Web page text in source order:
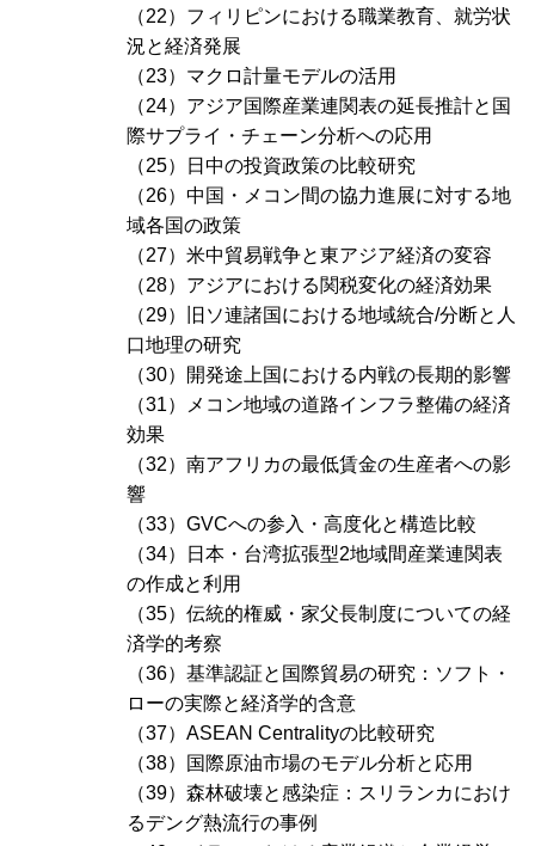
（22）フィリピンにおける職業教育、就労状
況と経済発展
（23）マクロ計量モデルの活用
（24）アジア国際産業連関表の延長推計と国
際サプライ・チェーン分析への応用
（25）日中の投資政策の比較研究
（26）中国・メコン間の協力進展に対する地
域各国の政策
（27）米中貿易戦争と東アジア経済の変容
（28）アジアにおける関税変化の経済効果
（29）旧ソ連諸国における地域統合/分断と人
口地理の研究
（30）開発途上国における内戦の長期的影響
（31）メコン地域の道路インフラ整備の経済
効果
（32）南アフリカの最低賃金の生産者への影
響
（33）GVCへの参入・高度化と構造比較
（34）日本・台湾拡張型2地域間産業連関表
の作成と利用
（35）伝統的権威・家父長制度についての経
済学的考察
（36）基準認証と国際貿易の研究：ソフト・
ローの実際と経済学的含意
（37） ASEAN Centralityの比較研究
（38）国際原油市場のモデル分析と応用
（39）森林破壊と感染症：スリランカにおけ
るデング熱流行の事例